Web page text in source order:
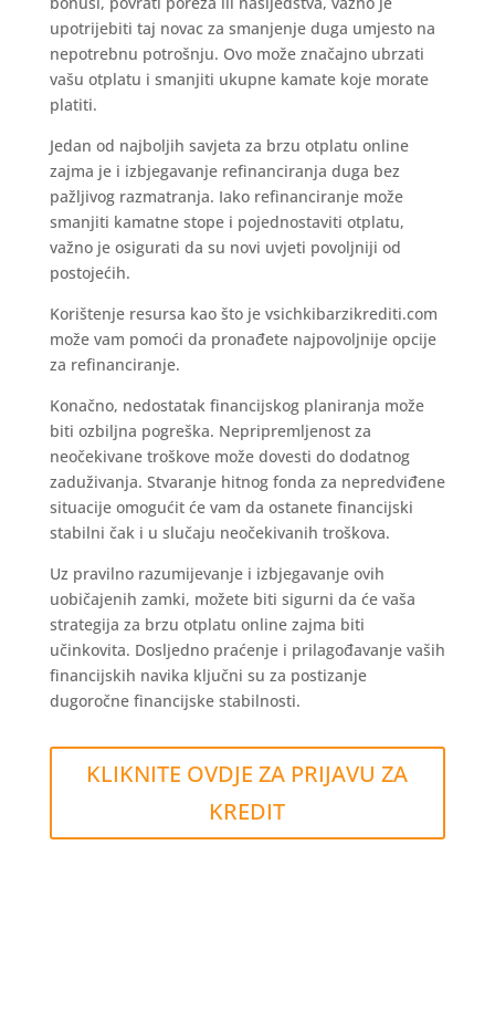
upotrijebiti taj novac za smanjenje duga umjesto na
nepotrebnu potrošnju. Ovo može značajno ubrzati
vašu otplatu i smanjiti ukupne kamate koje morate
platiti.
Jedan od najboljih savjeta za brzu otplatu online
zajma je i izbjegavanje refinanciranja duga bez
pažljivog razmatranja. Iako refinanciranje može
smanjiti kamatne stope i pojednostaviti otplatu,
važno je osigurati da su novi uvjeti povoljniji od
postojećih.
Korištenje resursa kao što je vsichkibarzikrediti.com
može vam pomoći da pronađete najpovoljnije opcije
za refinanciranje.
Konačno, nedostatak financijskog planiranja može
biti ozbiljna pogreška. Nepripremljenost za
neočekivane troškove može dovesti do dodatnog
zaduživanja. Stvaranje hitnog fonda za nepredviđene
situacije omogućit će vam da ostanete financijski
stabilni čak i u slučaju neočekivanih troškova.
Uz pravilno razumijevanje i izbjegavanje ovih
uobičajenih zamki, možete biti sigurni da će vaša
strategija za brzu otplatu online zajma biti
učinkovita. Dosljedno praćenje i prilagođavanje vaših
financijskih navika ključni su za postizanje
dugoročne financijske stabilnosti.
KLIKNITE OVDJE ZA PRIJAVU ZA
KREDIT